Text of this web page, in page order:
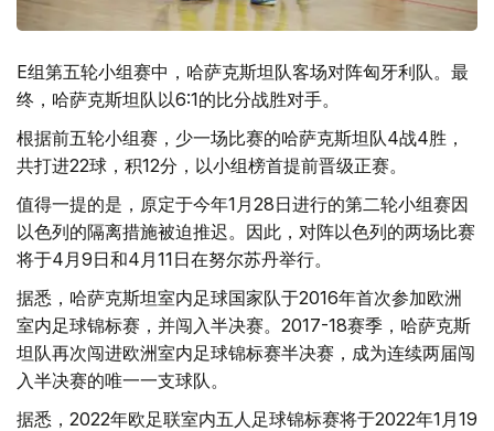
E组第五轮小组赛中，哈萨克斯坦队客场对阵匈牙利队。最
终，哈萨克斯坦队以6:1的比分战胜对手。
根据前五轮小组赛，少一场比赛的哈萨克斯坦队4战4胜，
共打进22球，积12分，以小组榜首提前晋级正赛。
值得一提的是，原定于今年1月28日进行的第二轮小组赛因
以色列的隔离措施被迫推迟。因此，对阵以色列的两场比赛
将于4月9日和4月11日在努尔苏丹举行。
据悉，哈萨克斯坦室内足球国家队于2016年首次参加欧洲
室内足球锦标赛，并闯入半决赛。2017-18赛季，哈萨克斯
坦队再次闯进欧洲室内足球锦标赛半决赛，成为连续两届闯
入半决赛的唯一一支球队。
据悉，2022年欧足联室内五人足球锦标赛将于2022年1月19